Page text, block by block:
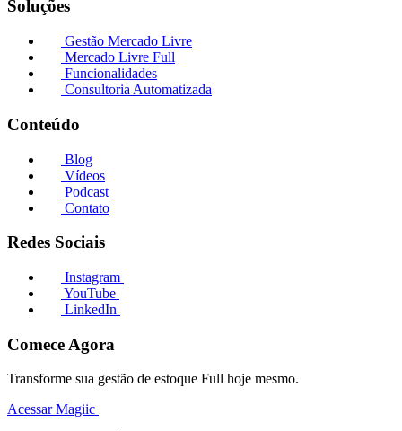
Soluções
Gestão Mercado Livre
Mercado Livre Full
Funcionalidades
Consultoria Automatizada
Conteúdo
Blog
Vídeos
Podcast
Contato
Redes Sociais
Instagram
YouTube
LinkedIn
Comece Agora
Transforme sua gestão de estoque Full hoje mesmo.
Acessar Magiic